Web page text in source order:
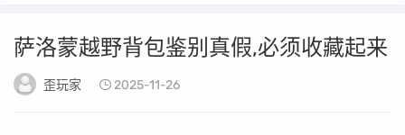
萨洛蒙越野背包鉴别真假,必须收藏起来
歪玩家 2025-11-26